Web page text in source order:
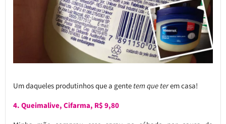
Um daqueles produtinhos que a gentetem que terem casa!
4. Queimalive, Cifarma, R$ 9,80